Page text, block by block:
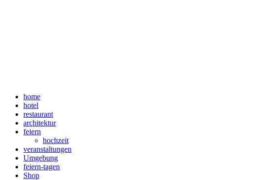
home
hotel
restaurant
architektur
feiern
hochzeit
veranstaltungen
Umgebung
feiern-tagen
Shop